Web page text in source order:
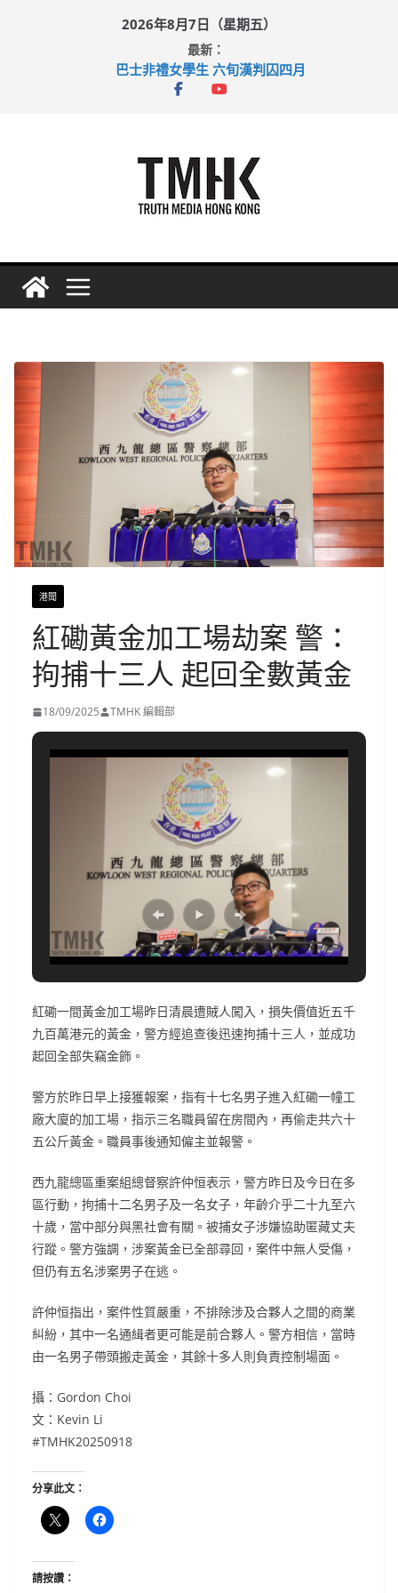
2026年8月7日（星期五）
最新：
巴士非禮女學生 六旬漢判囚四月
涉造假公屋富戶申報表 倉管員准保釋候訊
港聞
紅磡黃金加工場劫案 警：
拘捕十三人 起回全數黃金
18/09/2025 TMHK 編輯部
紅磡一間黃金加工場昨日清晨遭賊人闖入，損失價值近五千
九百萬港元的黃金，警方經追查後迅速拘捕十三人，並成功
起回全部失竊金飾。
警方於昨日早上接獲報案，指有十七名男子進入紅磡一幢工
廠大廈的加工場，指示三名職員留在房間內，再偷走共六十
五公斤黃金。職員事後通知僱主並報警。
西九龍總區重案組總督察許仲恒表示，警方昨日及今日在多
區行動，拘捕十二名男子及一名女子，年齡介乎二十九至六
十歲，當中部分與黑社會有關。被捕女子涉嫌協助匿藏丈夫
行蹤。警方強調，涉案黃金已全部尋回，案件中無人受傷，
但仍有五名涉案男子在逃。
許仲恒指出，案件性質嚴重，不排除涉及合夥人之間的商業
糾紛，其中一名通緝者更可能是前合夥人。警方相信，當時
由一名男子帶頭搬走黃金，其餘十多人則負責控制場面。
攝：Gordon Choi
文：Kevin Li
#TMHK20250918
分享此文：
請按讚：